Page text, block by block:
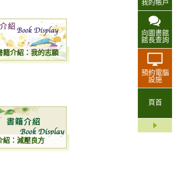
我的帳戶
向圖書館
館長查詢
預約電腦
設施
頁首
籍介紹：我的志願
紹：減壓良方